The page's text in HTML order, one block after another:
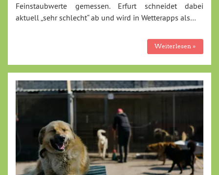
Feinstaubwerte gemessen. Erfurt schneidet dabei
aktuell „sehr schlecht“ ab und wird in Wetterapps als…
Weiterlesen »